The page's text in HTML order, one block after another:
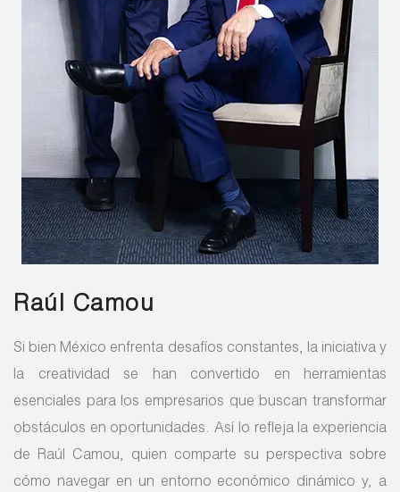
Raúl Camou
Si bien México enfrenta desafíos constantes, la iniciativa y
la creatividad se han convertido en herramientas
esenciales para los empresarios que buscan transformar
obstáculos en oportunidades. Así lo refleja la experiencia
de Raúl Camou, quien comparte su perspectiva sobre
cómo navegar en un entorno económico dinámico y, a